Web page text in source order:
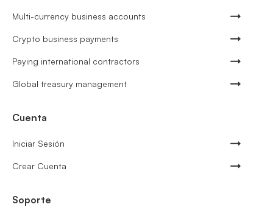
Multi-currency business accounts
Crypto business payments
Paying international contractors
Global treasury management
Cuenta
Iniciar Sesión
Crear Cuenta
Soporte